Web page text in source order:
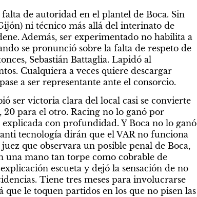
de autoridad en el plantel de Boca. Sin
ni técnico más allá del interinato de
Además, ser experimentado no habilita a
se pronunció sobre la falta de respeto de
Sebastián Battaglia. Lapidó al
Cualquiera a veces quiere descargar
a ser representante ante el consorcio.
ser victoria clara del local casi se convierte
para el otro. Racing no lo ganó por
con profundidad. Y Boca no lo ganó
tecnología dirán que el VAR no funciona
que observara un posible penal de Boca,
una mano tan torpe como cobrable de
escueta y dejó la sensación de no
Tiene tres meses para involucrarse
le toquen partidos en los que no pisen las